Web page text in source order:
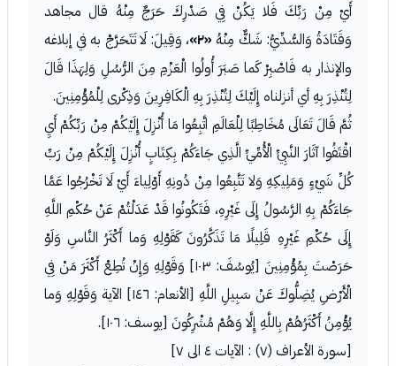
أَيْ مِنْ رَبِّكَ فَلا يَكُنْ فِي صَدْرِكَ حَرَجٌ مِنْهُ قال مجاهد
وَقَتَادَةُ وَالسُّدِّيُّ: شَكٌّ مِنْهُ «٢»
، وَقِيلَ: لَا تَتَحَرَّجْ به في إبلاغه
والإنذار به فَاصْبِرْ كَما صَبَرَ أُولُوا الْعَزْمِ مِنَ الرُّسُلِ وَلِهَذَا قَالَ
لِتُنْذِرَ بِهِ أي أنزلناه إِلَيْكَ لِتُنْذِرَ بِهِ الْكَافِرِينَ وَذِكْرى لِلْمُؤْمِنِينَ.
ثُمَّ قَالَ تَعَالَى مُخَاطِبًا لِلْعَالَمِ اتَّبِعُوا مَا أُنْزِلَ إِلَيْكُمْ مِنْ رَبِّكُمْ أَيِ
اقْتَفُوا آثَارَ النَّبِيِّ الْأُمِّيِّ الَّذِي جَاءَكُمْ بِكِتَابٍ أُنْزِلَ إِلَيْكُمْ مِنْ رَبِّ
كُلِّ شَيْءٍ وَمَلِيكِهِ وَلا تَتَّبِعُوا مِنْ دُونِهِ أَوْلِياءَ أَيْ لَا تَخْرُجُوا عَمَّا
جَاءَكُمْ بِهِ الرَّسُولُ إِلَى غَيْرِهِ، فَتَكُونُوا قَدْ عَدَلْتُمْ عَنْ حُكْمِ اللَّهِ
إِلَى حُكْمِ غَيْرِهِ قَلِيلًا مَا تَذَكَّرُونَ كَقَوْلِهِ وَما أَكْثَرُ النَّاسِ وَلَوْ
حَرَصْتَ بِمُؤْمِنِينَ [يُوسُفَ: ١٠٣] وَقَوْلِهِ وَإِنْ تُطِعْ أَكْثَرَ مَنْ فِي
الْأَرْضِ يُضِلُّوكَ عَنْ سَبِيلِ اللَّهِ [الأنعام: ١٤٦] الآية وَقَوْلِهِ وَما
يُؤْمِنُ أَكْثَرُهُمْ بِاللَّهِ إِلَّا وَهُمْ مُشْرِكُونَ [يوسف: ١٠٦].
[سورة الأعراف (٧) : الآيات ٤ الى ٧]